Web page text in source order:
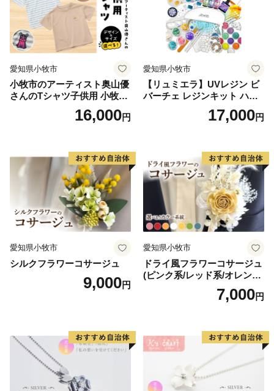
愛知県小牧市
小牧市のアーティスト奥山優
さんのTシャツ子供用 小牧市
16,000円
愛知県小牧市
【リュミエラ】UVレジン ビ
バーチェ レジンキット ハン
ドメイド レジンクラフト ア
クセサリーキット 手作り セ
17,000円
愛知県小牧市
シルクフラワーコサージュ
9,000円
愛知県小牧市
ドライ風フラワーコサージュ
(ピンク系/レッド系/オレンジ
系/ホワイト系/イエロー系/グ
リーン系/ブルー系）7,000円